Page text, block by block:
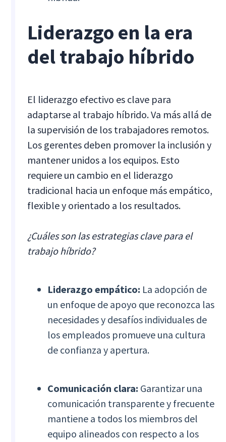
Liderazgo en la era
del trabajo híbrido
El liderazgo efectivo es clave para
adaptarse al trabajo híbrido. Va más allá de
la supervisión de los trabajadores remotos.
Los gerentes deben promover la inclusión y
mantener unidos a los equipos. Esto
requiere un cambio en el liderazgo
tradicional hacia un enfoque más empático,
flexible y orientado a los resultados.
¿Cuáles son las estrategias clave para el
trabajo híbrido?
Liderazgo empático: La adopción de
un enfoque de apoyo que reconozca las
necesidades y desafíos individuales de
los empleados promueve una cultura
de confianza y apertura.
Comunicación clara: Garantizar una
comunicación transparente y frecuente
mantiene a todos los miembros del
equipo alineados con respecto a los